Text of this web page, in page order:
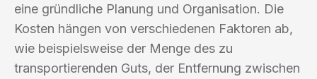
eine gründliche Planung und Organisation. Die
Kosten hängen von verschiedenen Faktoren ab,
wie beispielsweise der Menge des zu
transportierenden Guts, der Entfernung zwischen